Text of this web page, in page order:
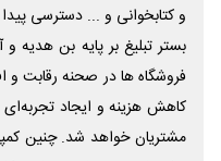
و کتابخوانی و ... دسترسی پیدا
بستر تبلیغ بر پایه بن هدیه
فروشگاه ها در صحنه رقابت و
کاهش هزینه و ایجاد
مشتریان خواهد شد. چنین